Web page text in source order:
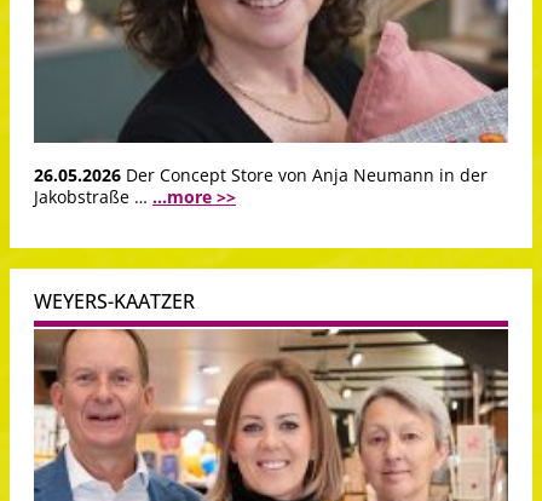
26.05.2026 Der Concept Store von Anja Neumann in der
Jakobstraße … ...more >>
WEYERS-KAATZER